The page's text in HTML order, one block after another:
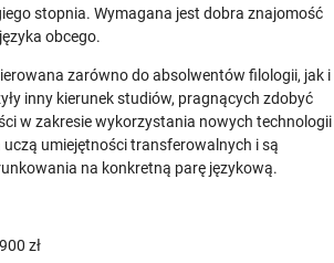
stopnia. Wymagana jest dobra znajomość
obcego.
zarówno do absolwentów filologii, jak i
inny kierunek studiów, pragnących zdobyć
w zakresie wykorzystania nowych technologii
uczą umiejętności transferowalnych i są
na konkretną parę językową.
zł